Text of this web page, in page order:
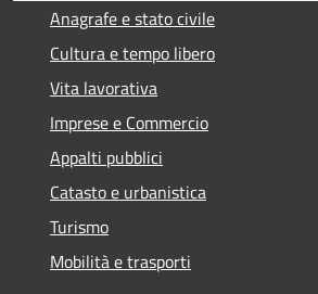
Anagrafe e stato civile
Cultura e tempo libero
Vita lavorativa
Imprese e Commercio
Appalti pubblici
Catasto e urbanistica
Turismo
Mobilità e trasporti